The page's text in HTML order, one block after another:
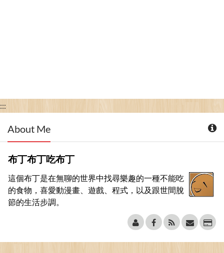
:::
About Me
布丁布丁吃布丁
這個布丁是在無聊的世界中找尋樂趣的一種不能吃
的食物，喜愛動漫畫、遊戲、程式，以及跟世間脫
節的生活步調。